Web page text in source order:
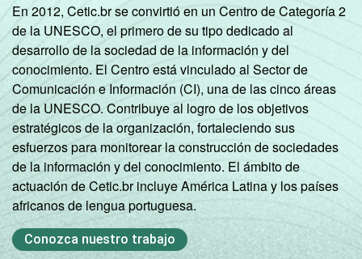
En 2012, Cetic.br se convirtió en un Centro de Categoría 2
de la UNESCO, el primero de su tipo dedicado al
desarrollo de la sociedad de la información y del
conocimiento. El Centro está vinculado al Sector de
Comunicación e Información (CI), una de las cinco áreas
de la UNESCO. Contribuye al logro de los objetivos
estratégicos de la organización, fortaleciendo sus
esfuerzos para monitorear la construcción de sociedades
de la información y del conocimiento. El ámbito de
actuación de Cetic.br incluye América Latina y los países
africanos de lengua portuguesa.
Conozca nuestro trabajo